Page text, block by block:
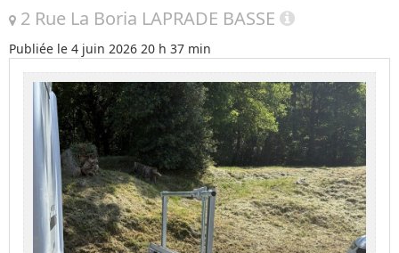
2 Rue La Boria LAPRADE BASSE
Publiée le 4 juin 2026 20 h 37 min